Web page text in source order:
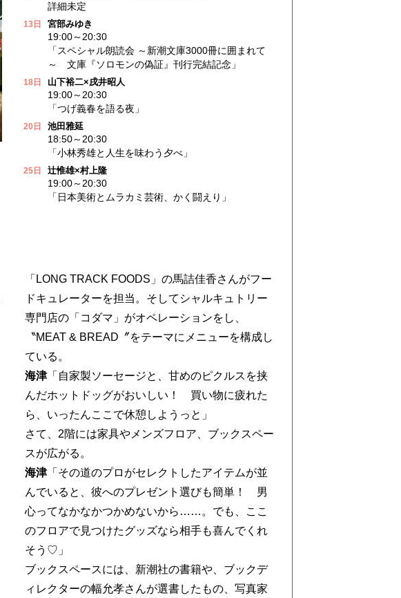
詳細未定
13日
宮部みゆき
19:00～20:30
「スペシャル朗読会 ～新潮文庫3000冊に囲まれて
～ 文庫『ソロモンの偽証』刊行完結記念」
18日
山下裕二×戌井昭人
19:00～20:30
「つげ義春を語る夜」
20日
池田雅延
18:50～20:30
「小林秀雄と人生を味わう夕べ」
25日
辻惟雄×村上隆
19:00～20:30
「日本美術とムラカミ芸術、かく闘えり」
「LONG TRACK FOODS」の馬詰佳香さんがフー
ドキュレーターを担当。そしてシャルキュトリー
専門店の「コダマ」がオペレーションをし、
〝MEAT & BREAD〞をテーマにメニューを構成し
ている。
海津「自家製ソーセージと、甘めのピクルスを挟
んだホットドッグがおいしい！ 買い物に疲れた
ら、いったんここで休憩しようっと」
さて、2階には家具やメンズフロア、ブックスペー
スが広がる。
海津「その道のプロがセレクトしたアイテムが並
んでいると、彼へのプレゼント選びも簡単！ 男
心ってなかなかつかめないから……。でも、ここ
のフロアで見つけたグッズなら相手も喜んでくれ
そう♡」
ブックスペースには、新潮社の書籍や、ブックデ
ィレクターの幅允孝さんが選書したもの、写真家